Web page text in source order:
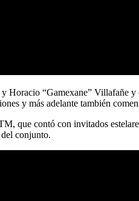
Horacio “Gamexane” Villafañe
y más adelante también
que contó con invitados
conjunto.